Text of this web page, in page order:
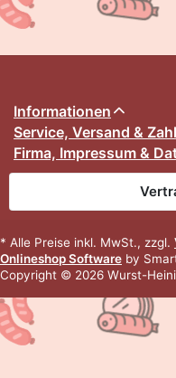
Informationen
Service, Versand &
Firma, Impressum &
* Alle Preise inkl. MwSt., zzgl.
Onlineshop Software by
Copyright © 2026 Wurst-